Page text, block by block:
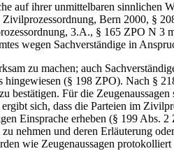
auf ihrer unmittelbaren sinnlichen
Bern 2000, §
3.A., § 165 ZPO N 3
wegen Sachverständige in
zu machen; auch
hingewiesen (§ 198 ZPO). Nach §
bestätigen. Für die
sich, dass die Parteien im
Einsprache erheben (§ 199 Abs.
nehmen und deren Erläuterung
wie Zeugenaussagen